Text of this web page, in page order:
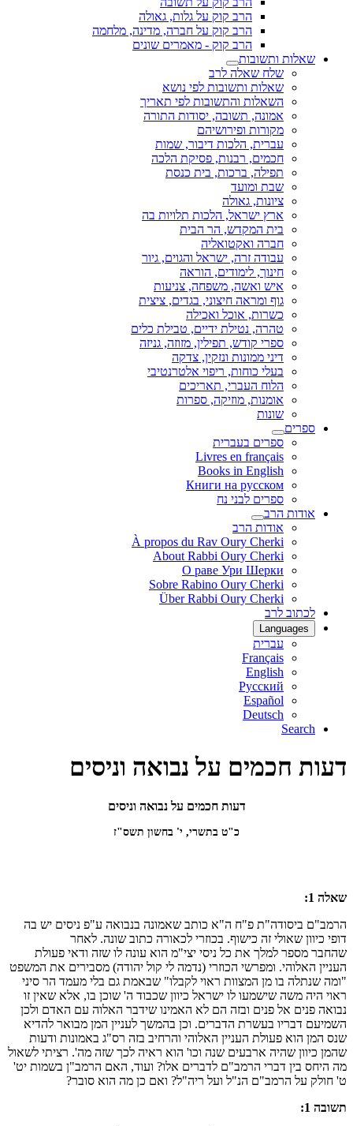
הרב קוק על גלות, גאולה
הרב קוק על חברה, מדינה, מלחמה
הרב קוק - מאמרים שונים
שאלות ותשובות
שלח שאלה לרב
שאלות ותשובות לפי נושא
השאלות והתשובות לפי תאריך
אמונה, תשובה, יסודות התורה
מקורות ופירושיהם
עברית, הלכות דיבור, שמות
חכמים, רבנות, פסיקת הלכה
תפילה, ברכות, בית כנסת
שבת ומועד
ציונות, גאולה
ארץ ישראל, הלכות תלויות בה
בית המקדש, הר הבית
חברה ואקטואליה
עבודה זרה, ישראל והגוים, גיור
חינוך, לימודים, הוראה
איש ואשה, משפחה, צניעות
גוף ומראה חיצוני, בגדים, ציצית
כשרות, אוכל ואכילה
טהרה, נטילת ידיים, טבילת כלים
ספרי קודש, תפילין, מזוזה, גניזה
דיני ממונות ונזקין, צדקה
בעלי כוחות, ריפוי אלטרנטיבי
הלוח העברי, תאריכים
אומנות, מוזיקה, ספרות
שונות
ספרים
ספרים בעברית
Livres en français
Books in English
Книги на русском
ספרים לבני נח
אודות הרב
אודות הרב
À propos du Rav Oury Cherki
About Rabbi Oury Cherki
О раве Ури Шерки
Sobre Rabino Oury Cherki
Über Rabbi Oury Cherki
לכתוב לרב
Languages
עברית
Français
English
Русский
Español
Deutsch
Search
דעות חכמים על נבואה וניסים
דעות חכמים על נבואה וניסים
כ"ט בתשרי, י' בחשון תשס"ז
שאלה 1:
הרמב"ם ביסודה"ת פ"ח ה"א כותב שאמונה בנבואה ע"פ ניסים יש בה
דופי כיוון שאולי זה כישוף. בכוזרי לכאורה כתוב שונה. לאחר
שהחבר מספר למלך את כל ניסי יצי"מ הוא עונה לו שזה ודאי פעולת
העניין האלוהי. ומפרשי הכוזרי (נדמה לי קול יהודה) מסבירים את המשפט
"ומה שנתלה בו מן המצוות ראוי לקבלו" שבאמת גם בלי מעמד הר סיני
ראוי היה משה שישמעו לו ישראל כיוון שכבוד ה' שוכן בו, אלא שאין זו
נבואה פנים אל פנים ובזה הם לא האמינו שידבר האלוה עם האדם ולכן
השמיעם דבריו בעשרת הדברים. וכן בהמשך לעניין המן מבואר להדיא
שנס המן הוא פעולת העניין האלוהי והרחיב בזה רס"ג באמונות ודעות
שהמן כיוון שהיה ארבעים שנה וכו' הוא ראיה לכך שזה מה'. רציתי לשאול
מה היחס בין דברי הרמב"ם לדברים אלו? ועוד, האם הרמב"ן בשמות יט'
ט' חולק על הרמב"ם הנ"ל ועל ריה"ל? ואם כן מה הוא סובר?
תשובה 1: